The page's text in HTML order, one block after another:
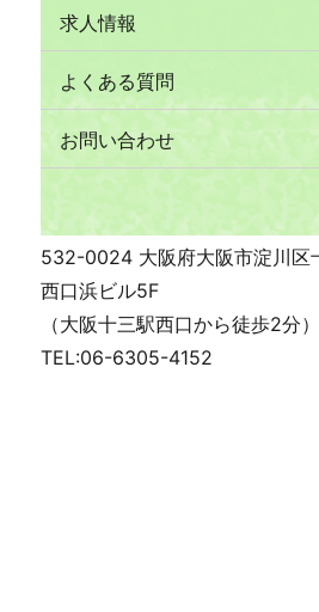
求人情報
よくある質問
お問い合わせ
532-0024 大阪府大阪市淀川区
西口浜ビル5F
（大阪十三駅西口から徒歩2分）
TEL:06-6305-4152